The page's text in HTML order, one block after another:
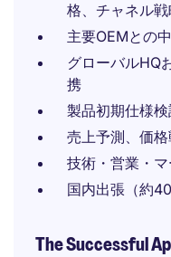
格、チャネル戦
主要OEMとの
グローバルHQ
携
製品初期仕様
売上予測、価
技術・営業・
国内出張（約
The Successful